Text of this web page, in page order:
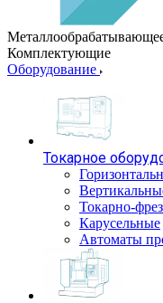
Комплектующие
Оборудование
Токарное
Токарно-
Карусельные
Автоматы